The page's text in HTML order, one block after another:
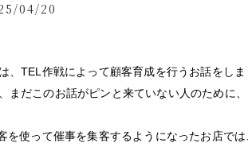
04/20
、TEL作戦によって顧客育成を行うお話をしま
まだこのお話がピンと来ていない人のために
を使って催事を集客するようになったお店で